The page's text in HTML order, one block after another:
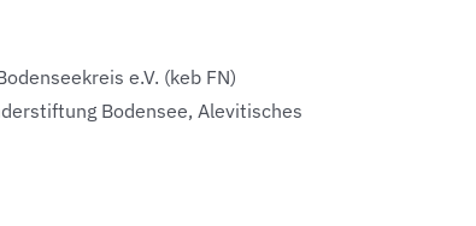
e.V. (keb FN)
Bodensee, Alevitisches